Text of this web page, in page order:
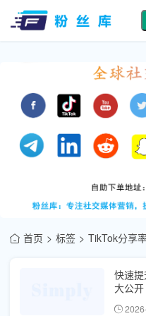
首页 标签 TikTok分享
快速
大公开